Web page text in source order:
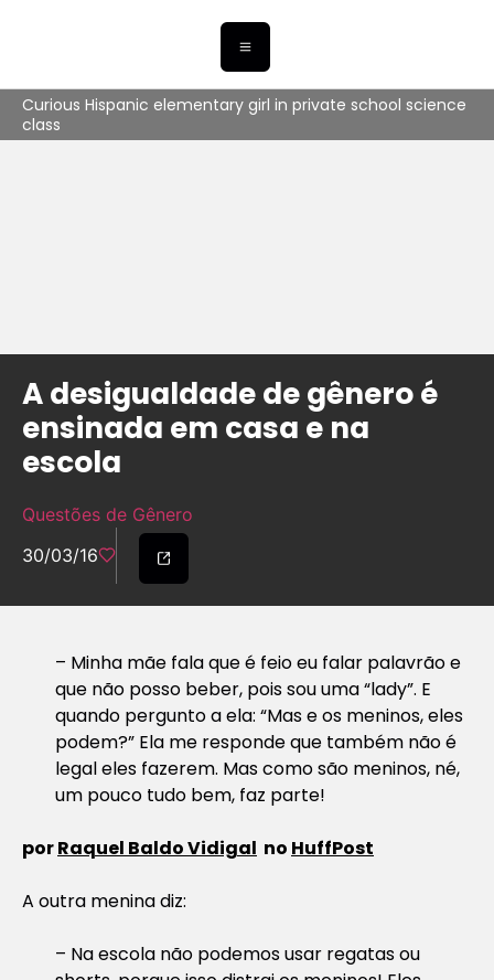
Curious Hispanic elementary girl in private school science
class
A desigualdade de gênero é
ensinada em casa e na
escola
Questões de Gênero
30/03/16
– Minha mãe fala que é feio eu falar palavrão e
que não posso beber, pois sou uma “lady”. E
quando pergunto a ela: “Mas e os meninos, eles
podem?” Ela me responde que também não é
legal eles fazerem. Mas como são meninos, né,
um pouco tudo bem, faz parte!
porRaquel Baldo Vidigal no HuffPost
A outra menina diz:
– Na escola não podemos usar regatas ou